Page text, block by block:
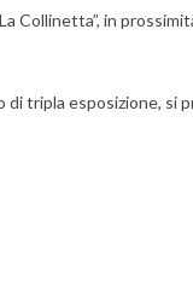
Collinetta”, in
di tripla esposizione,